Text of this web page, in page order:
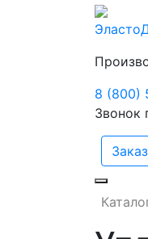
8 (800)
Звонок